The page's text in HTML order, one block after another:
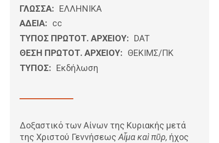
ΓΛΩΣΣΑ: ΕΛΛΗΝΙΚΆ
ΑΔΕΙΑ: cc
ΤΥΠΟΣ ΠΡΩΤΟΤ. ΑΡΧΕΙΟΥ: DAT
ΘΕΣΗ ΠΡΩΤΟΤ. ΑΡΧΕΙΟΥ: ΘΕΚΙΜΣ/ΠΚ
ΤΥΠΟΣ: Εκδήλωση
Δοξαστικό των Αίνων της Κυριακής μετά
της Χριστού ΓεννήσεωςΑἷμα καὶ πῦρ, ήχος